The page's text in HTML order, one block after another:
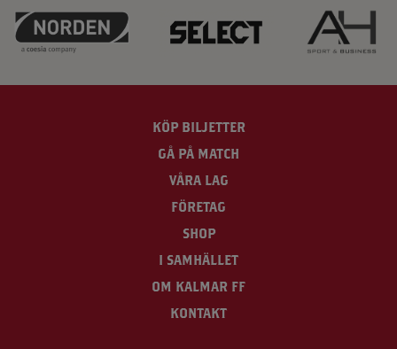
KÖP BILJETTER
GÅ PÅ MATCH
VÅRA LAG
FÖRETAG
SHOP
I SAMHÄLLET
OM KALMAR FF
KONTAKT